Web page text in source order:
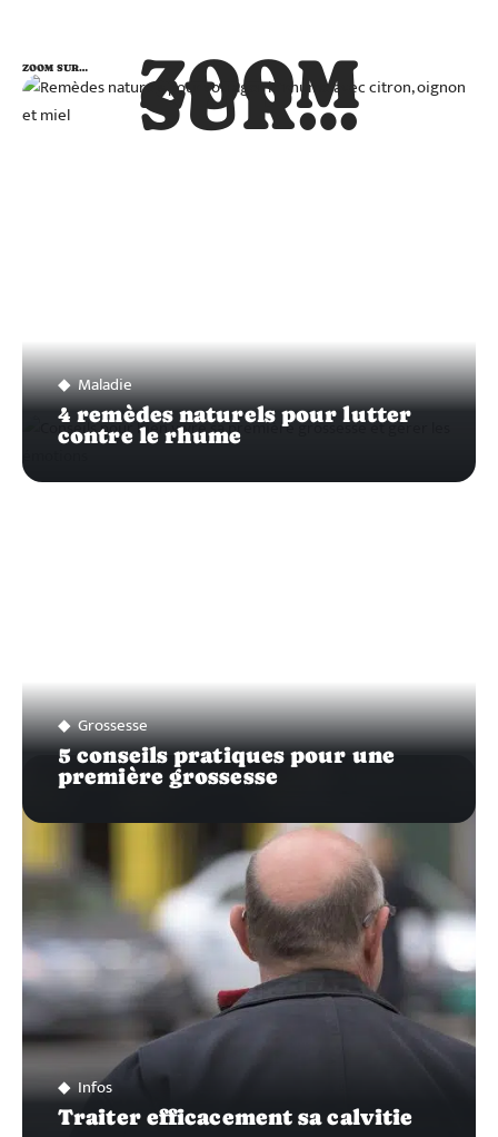
ZOOM
SUR…
ZOOM SUR…
Maladie
4 remèdes naturels pour lutter
contre le rhume
Grossesse
5 conseils pratiques pour une
première grossesse
Infos
Traiter efficacement sa calvitie